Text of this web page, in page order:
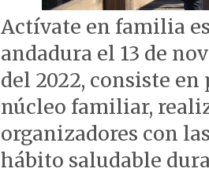
Actívate en familia
andadura el 13 de
del 2022, consiste
núcleo familiar,
organizadores con
hábito saludable